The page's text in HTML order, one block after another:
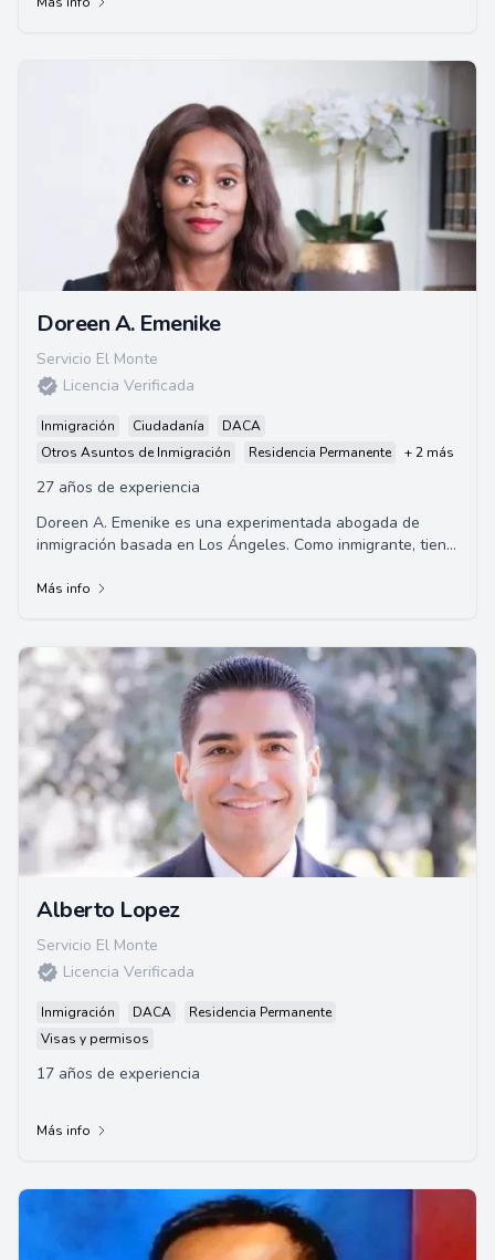
Doreen A. Emenike
Servicio El Monte
Licencia Verificada
Inmigración Ciudadanía
DACA
Otros Asuntos de Inmigración
Residencia Permanente + 2 más
27 años de experiencia
Doreen A. Emenike es una experimentada abogada de
inmigración basada en Los Ángeles. Como inmigrante, tiene
Más info
Alberto Lopez
Servicio El Monte
Licencia Verificada
Inmigración DACA
Residencia Permanente
Visas y permisos
17 años de experiencia
Más info